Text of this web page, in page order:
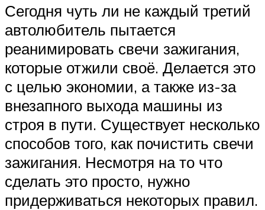
Сегодня чуть ли не каждый третий
автолюбитель пытается
реанимировать свечи зажигания,
которые отжили своё. Делается это
с целью экономии, а также из-за
внезапного выхода машины из
строя в пути. Существует несколько
способов того, как почистить свечи
зажигания. Несмотря на то что
сделать это просто, нужно
придерживаться некоторых правил.